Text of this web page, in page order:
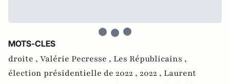
MOTS-CLES
droite , Valérie Pecresse , Les Républicains ,
élection présidentielle de 2022 , 2022 , Laurent